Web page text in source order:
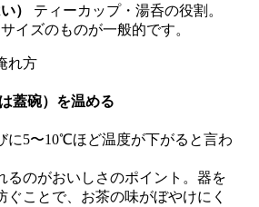
）
ティーカップ・湯呑の役割。
イズのものが一般的です。
れ方
蓋碗）を温める
に5〜10℃ほど温度が下がると言わ
るのがおいしさのポイント。器を
ぐことで、お茶の味がぼやけにく